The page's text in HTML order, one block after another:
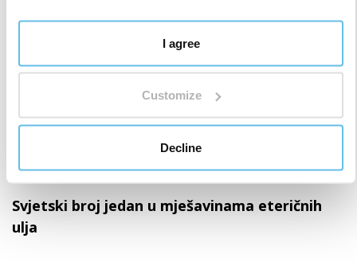
I agree
Customize
Decline
Svjetski broj jedan u mješavinama eteričnih
ulja